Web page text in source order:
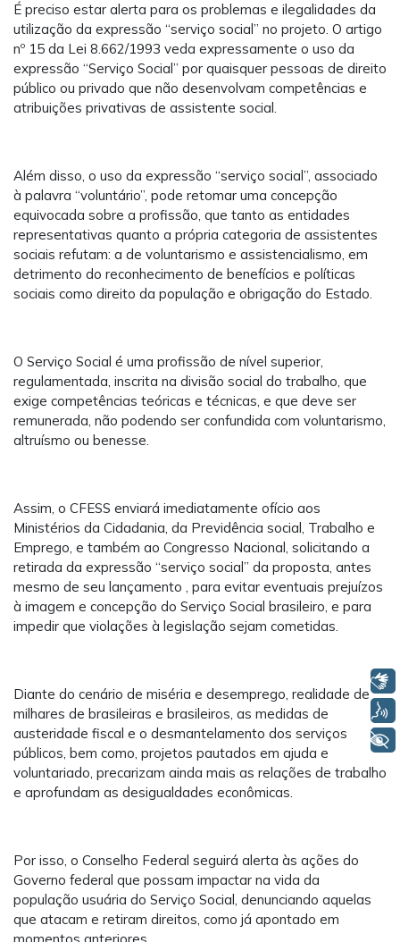
É preciso estar alerta para os problemas e ilegalidades da
utilização da expressão “serviço social” no projeto. O artigo
nº 15 da Lei 8.662/1993 veda expressamente o uso da
expressão “Serviço Social” por quaisquer pessoas de direito
público ou privado que não desenvolvam competências e
atribuições privativas de assistente social.
Além disso, o uso da expressão “serviço social”, associado
à palavra “voluntário”, pode retomar uma concepção
equivocada sobre a profissão, que tanto as entidades
representativas quanto a própria categoria de assistentes
sociais refutam: a de voluntarismo e assistencialismo, em
detrimento do reconhecimento de benefícios e políticas
sociais como direito da população e obrigação do Estado.
O Serviço Social é uma profissão de nível superior,
regulamentada, inscrita na divisão social do trabalho, que
exige competências teóricas e técnicas, e que deve ser
remunerada, não podendo ser confundida com voluntarismo,
altruísmo ou benesse.
Assim, o CFESS enviará imediatamente ofício aos
Ministérios da Cidadania, da Previdência social, Trabalho e
Emprego, e também ao Congresso Nacional, solicitando a
retirada da expressão “serviço social” da proposta, antes
mesmo de seu lançamento , para evitar eventuais prejuízos
à imagem e concepção do Serviço Social brasileiro, e para
impedir que violações à legislação sejam cometidas.
Diante do cenário de miséria e desemprego, realidade de
milhares de brasileiras e brasileiros, as medidas de
austeridade fiscal e o desmantelamento dos serviços
públicos, bem como, projetos pautados em ajuda e
voluntariado, precarizam ainda mais as relações de trabalho
e aprofundam as desigualdades econômicas.
Por isso, o Conselho Federal seguirá alerta às ações do
Governo federal que possam impactar na vida da
população usuária do Serviço Social, denunciando aquelas
que atacam e retiram direitos, como já apontado em
Voz
+ Acessibilidade